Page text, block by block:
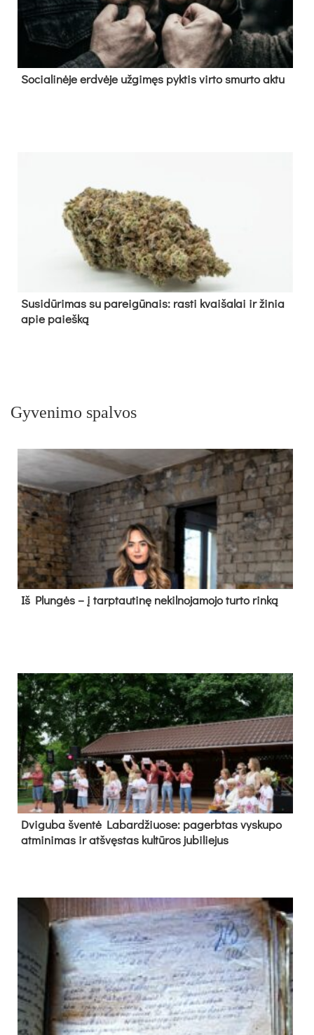
So­cia­li­nė­je erd­vė­je už­gi­męs pyk­tis vir­to smur­to ak­tu
Su­si­dū­ri­mas su pa­rei­gū­nais: ras­ti kvai­ša­lai ir ži­nia
apie paieš­ką
Gyvenimo spalvos
Iš Plungės – į tarptautinę nekilnojamojo turto rinką
Dvi­gu­ba šven­tė La­bar­džiuo­se: pa­gerb­tas vys­ku­po
at­mi­ni­mas ir at­švęs­tas kul­tū­ros ju­bi­lie­jus